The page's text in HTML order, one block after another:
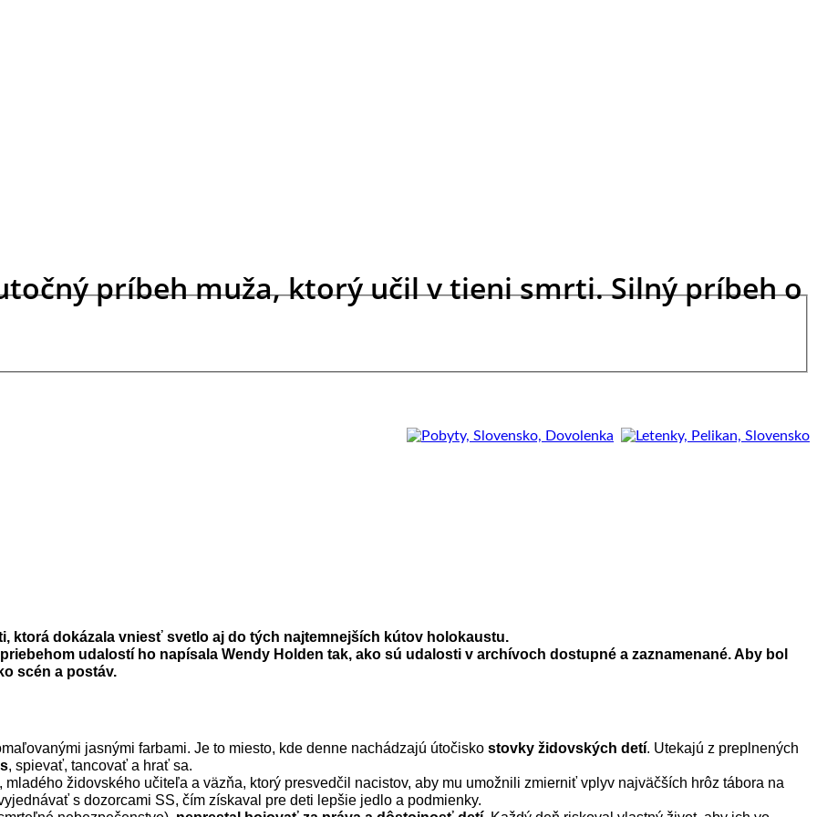
príbeh muža, ktorý učil v tieni smrti. Silný príbeh o
ktorá dokázala vniesť svetlo aj do tých najtemnejších kútov holokaustu.
udalostí ho napísala Wendy Holden tak, ako sú udalosti v archívoch dostupné a zaznamenané. Aby bol
scén a postáv.
jasnými farbami. Je to miesto, kde denne nachádzajú útočisko stovky židovských detí. Utekajú z preplnených
, spievať, tancovať a hrať sa.
, mladého židovského učiteľa a väzňa, ktorý presvedčil nacistov, aby mu umožnili zmierniť vplyv najväčších hrôz tábora na
s dozorcami SS, čím získaval pre deti lepšie jedlo a podmienky.